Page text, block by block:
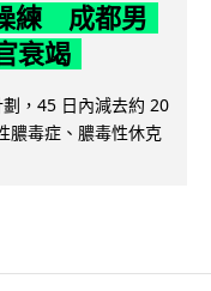
練 成都男
衰竭
，45 日內減去約 20
膿毒症、膿毒性休克